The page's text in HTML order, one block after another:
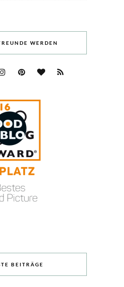
WERDEN
BEITRÄGE